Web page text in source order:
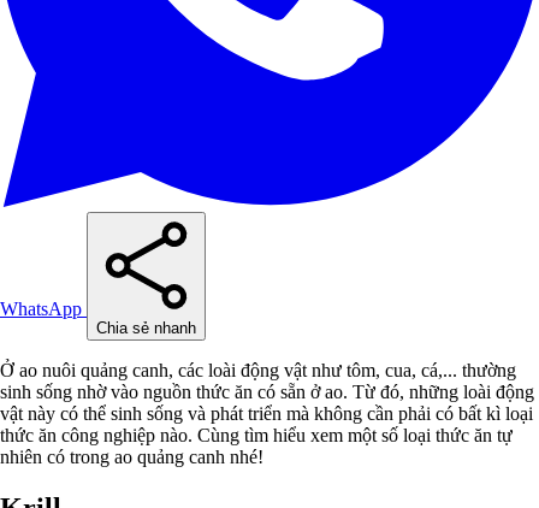
WhatsApp
Chia sẻ nhanh
Ở ao nuôi quảng canh, các loài động vật như tôm, cua, cá,... thường
sinh sống nhờ vào nguồn thức ăn có sẵn ở ao. Từ đó, những loài động
vật này có thể sinh sống và phát triển mà không cần phải có bất kì loại
thức ăn công nghiệp nào. Cùng tìm hiểu xem một số loại thức ăn tự
nhiên có trong ao quảng canh nhé!